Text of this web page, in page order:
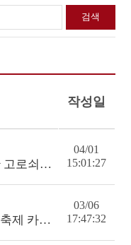
작성일
제22회 진안고원 운장산 고로쇠축제 숏폼 콘테스트 결과
04/01
15:01:27
진안고원 운장산 고로쇠축제 카드뉴스
03/06
17:47:32